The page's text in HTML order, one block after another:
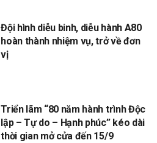
Đội hình diễu binh, diễu hành A80
hoàn thành nhiệm vụ, trở về đơn
vị
Triển lãm “80 năm hành trình Độc
lập – Tự do – Hạnh phúc” kéo dài
thời gian mở cửa đến 15/9